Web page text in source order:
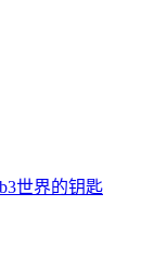
世界的钥匙